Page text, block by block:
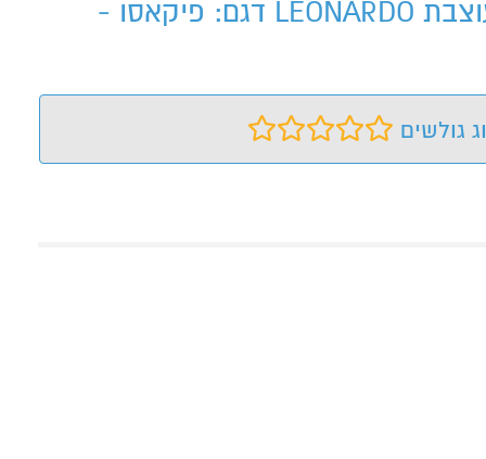
מערכת ישיבה 2+3 אופנתית ומעוצבת LEONARDOמערכת ישיבה 2+3 אופנתית ומעוצבת LEONARDO דגם: פיקאסו -
גולשים